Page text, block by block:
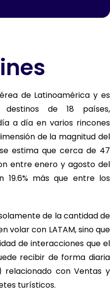
de Latinoamérica y es
de 18 países,
a día en varios rincones
de la magnitud del
estima que cerca de 47
entre enero y agosto del
19.6% más que entre los
de la cantidad de
volar con LATAM, sino que
de interacciones que el
recibir de forma diaria
relacionado con Ventas y
turísticos.